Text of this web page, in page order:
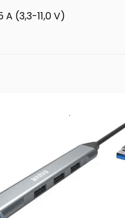
A (3,3-11,0 V)